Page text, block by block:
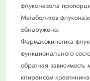
флуконазола
Метаболитов
обнаружено.
Фармакокинетика
функционального
обратная
клиренсом